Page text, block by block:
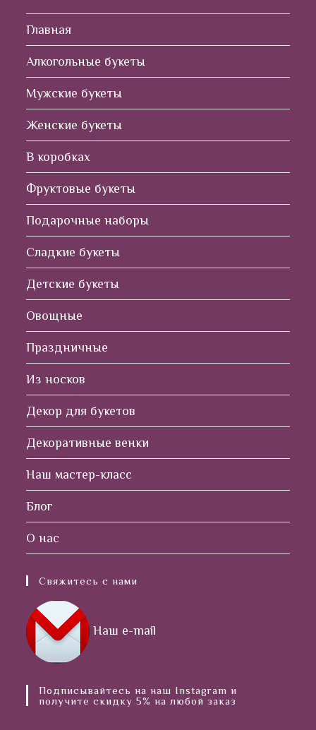
Главная
Алкогольные букеты
Мужские букеты
Женские букеты
В коробках
Фруктовые букеты
Подарочные наборы
Сладкие букеты
Детские букеты
Овощные
Праздничные
Из носков
Декор для букетов
Декоративные венки
Наш мастер-класс
Блог
О нас
Свяжитесь с нами
Наш e-mail
Подписывайтесь на наш Instagram и
получите скидку 5% на любой заказ